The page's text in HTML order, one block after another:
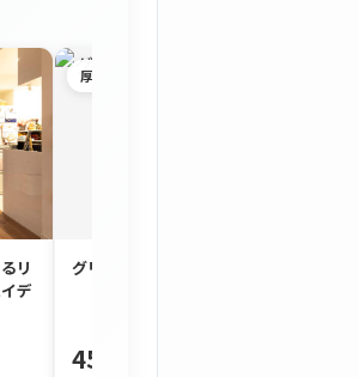
リ
デ
厚木市
グリーンタウン宮の里
450万円